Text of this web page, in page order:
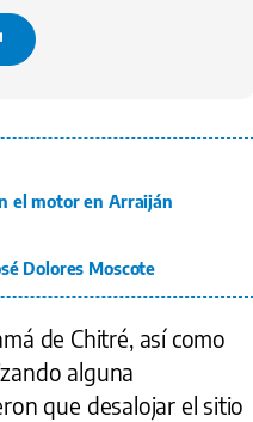
el motor en Arraiján
Dolores Moscote
de Chitré, así como
alguna
que desalojar el sitio